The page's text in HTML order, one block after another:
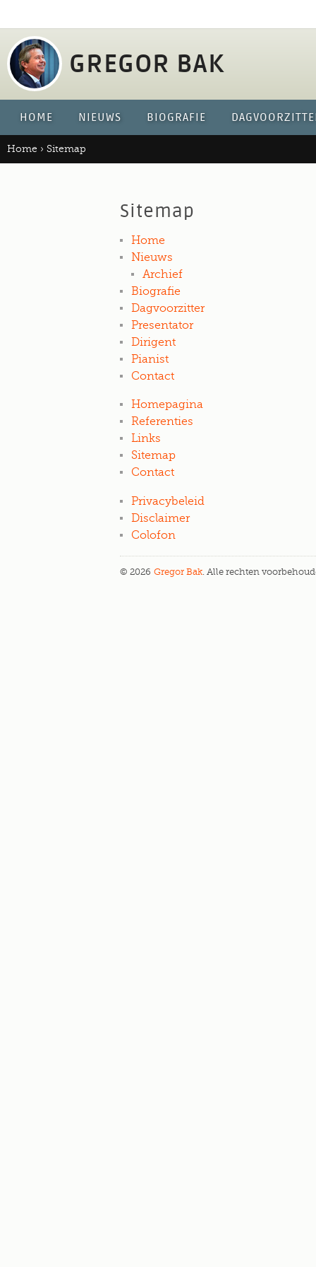
GREGOR BAK
HOME NIEUWS BIOGRAFIE
Home › Sitemap
Sitemap
Home
Nieuws
Archief
Biografie
Dagvoorzitter
Presentator
Dirigent
Pianist
Contact
Homepagina
Referenties
Links
Sitemap
Contact
Privacybeleid
Disclaimer
Colofon
© 2026 Gregor Bak . Alle rechten